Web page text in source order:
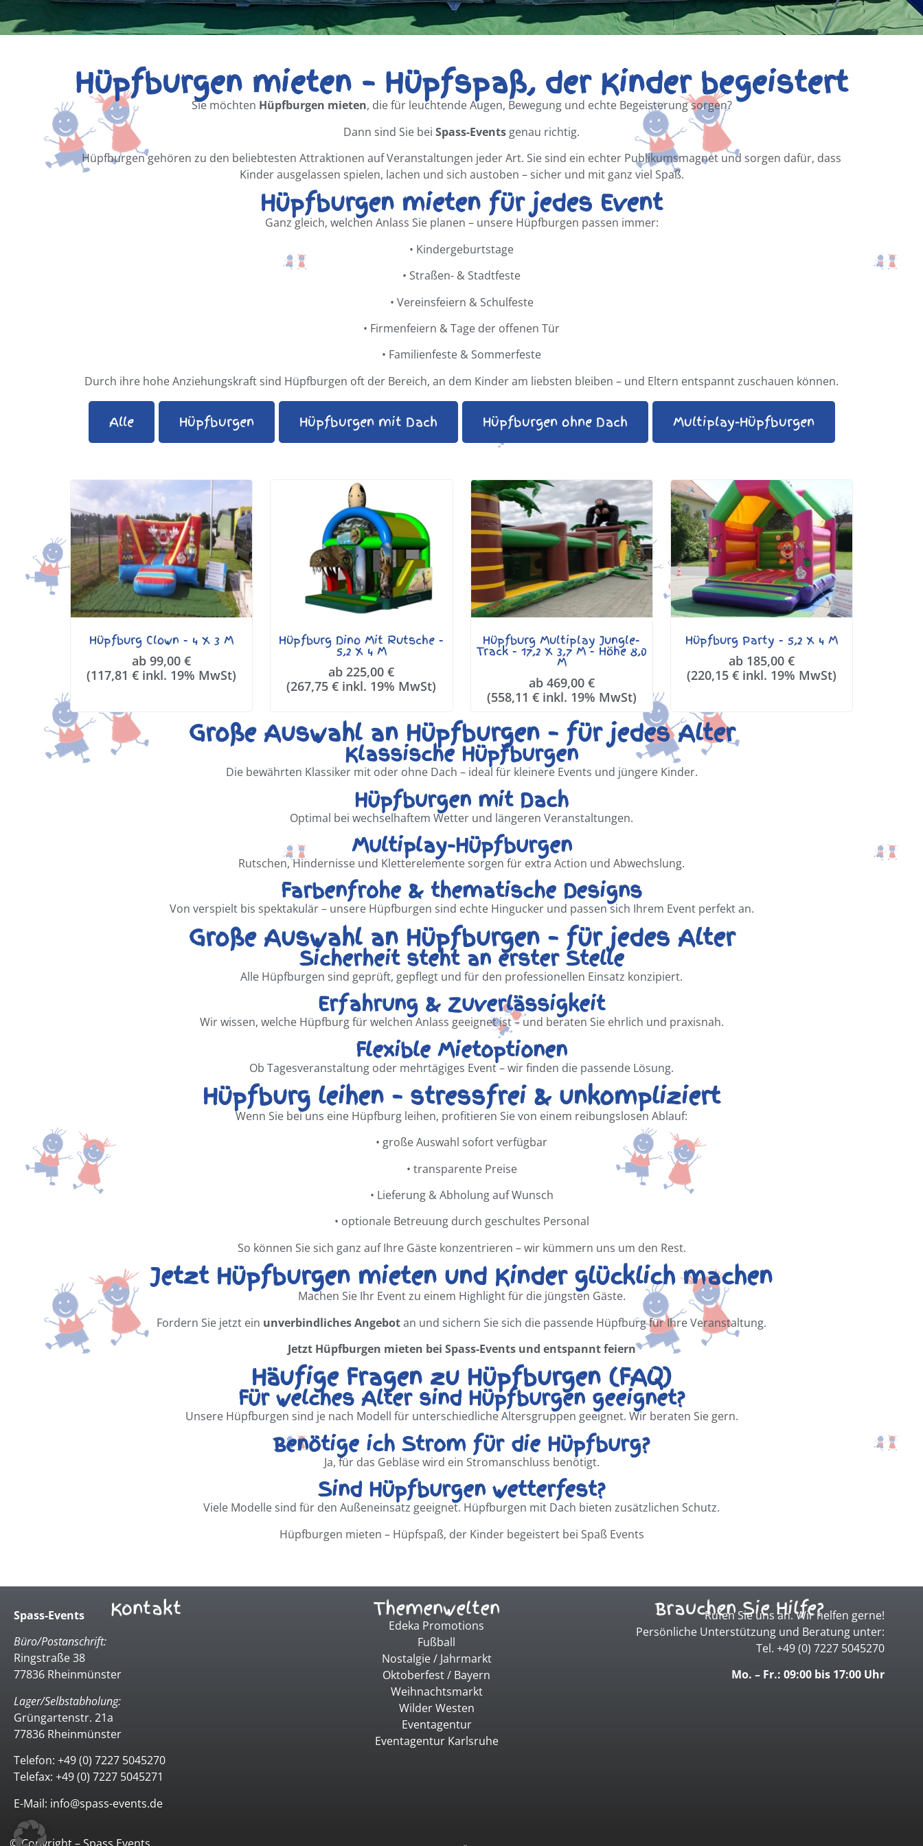
Hüpfburgen mieten – Hüpfspaß, der Kinder begeistert
Sie möchten Hüpfburgen mieten, die für leuchtende Augen, Bewegung und echte Begeisterung sorgen?
Dann sind Sie bei Spass-Events genau richtig.
Hüpfburgen gehören zu den beliebtesten Attraktionen auf Veranstaltungen jeder Art. Sie sind ein echter Publikumsmagnet und sorgen dafür, dass
Kinder ausgelassen spielen, lachen und sich austoben – sicher und mit ganz viel Spaß.
Hüpfburgen mieten für jedes Event
Ganz gleich, welchen Anlass Sie planen – unsere Hüpfburgen passen immer:
• Kindergeburtstage
• Straßen- & Stadtfeste
• Vereinsfeiern & Schulfeste
• Firmenfeiern & Tage der offenen Tür
• Familienfeste & Sommerfeste
Durch ihre hohe Anziehungskraft sind Hüpfburgen oft der Bereich, an dem Kinder am liebsten bleiben – und Eltern entspannt zuschauen können.
Alle Hüpfburgen Hüpfburgen mit Dach Hüpfburgen ohne Dach Multiplay-Hüpfburgen
Hüpfburg Clown - 4 X 3 M
ab99,00€
(117,81€ inkl. 19% MwSt)
Hüpfburg Dino Mit Rutsche -
5,2 X 4 M
ab225,00€
(267,75€ inkl. 19% MwSt)
Hüpfburg Multiplay Jungle-
Track - 17,2 X 3,7 M - Höhe 8,0
M
ab 469,00 €
(558,11 €inkl. 19% MwSt)
Hüpfburg Party - 5,2 X 4 M
ab 185,00 €
(220,15 €inkl. 19% MwSt)
Große Auswahl an Hüpfburgen – für jedes Alter
Klassische Hüpfburgen
Die bewährten Klassiker mit oder ohne Dach – ideal für kleinere Events und jüngere Kinder.
Hüpfburgen mit Dach
Optimal bei wechselhaftem Wetter und längeren Veranstaltungen.
Multiplay-Hüpfburgen
Rutschen, Hindernisse und Kletterelemente sorgen für extra Action und Abwechslung.
Farbenfrohe & thematische Designs
Von verspielt bis spektakulär – unsere Hüpfburgen sind echte Hingucker und passen sich Ihrem Event perfekt an.
Große Auswahl an Hüpfburgen – für jedes Alter
Sicherheit steht an erster Stelle
Alle Hüpfburgen sind geprüft, gepflegt und für den professionellen Einsatz konzipiert.
Erfahrung & Zuverlässigkeit
Wir wissen, welche Hüpfburg für welchen Anlass geeignet ist – und beraten Sie ehrlich und praxisnah.
Flexible Mietoptionen
Ob Tagesveranstaltung oder mehrtägiges Event – wir finden die passende Lösung.
Hüpfburg leihen – stressfrei & unkompliziert
Wenn Sie bei uns eine Hüpfburg leihen, profitieren Sie von einem reibungslosen Ablauf:
• große Auswahl sofort verfügbar
• transparente Preise
• Lieferung & Abholung auf Wunsch
• optionale Betreuung durch geschultes Personal
So können Sie sich ganz auf Ihre Gäste konzentrieren – wir kümmern uns um den Rest.
Jetzt Hüpfburgen mieten und Kinder glücklich machen
Machen Sie Ihr Event zu einem Highlight für die jüngsten Gäste.
Fordern Sie jetzt ein unverbindliches Angebotan und sichern Sie sich die passende Hüpfburg für Ihre Veranstaltung.
Jetzt Hüpfburgen mieten bei Spass-Events und entspannt feiern
Häufige Fragen zu Hüpfburgen (FAQ)
Für welches Alter sind Hüpfburgen geeignet?
Unsere Hüpfburgen sind je nach Modell für unterschiedliche Altersgruppen geeignet. Wir beraten Sie gern.
Benötige ich Strom für die Hüpfburg?
Ja, für das Gebläse wird ein Stromanschluss benötigt.
Sind Hüpfburgen wetterfest?
Viele Modelle sind für den Außeneinsatz geeignet. Hüpfburgen mit Dach bieten zusätzlichen Schutz.
Hüpfburgen mieten – Hüpfspaß, der Kinder begeistert bei Spaß Events
Kontakt
Spass-Events
Büro/Postanschrift:
Ringstraße 38
77836 Rheinmünster
Lager/Selbstabholung:
Grüngartenstr. 21a
77836 Rheinmünster
Telefon: +49 (0) 7227 5045270
Telefax: +49 (0) 7227 5045271
E-Mail: info@spass-events.de
Themenwelten
Edeka Promotions
Fußball
Nostalgie / Jahrmarkt
Oktoberfest / Bayern
Weihnachtsmarkt
Wilder Westen
Eventagentur
Eventagentur Karlsruhe
Brauchen Sie Hilfe?
Rufen Sie uns an. Wir helfen gerne!
Persönliche Unterstützung und Beratung unter:
Tel. +49 (0) 7227 5045270
Mo. – Fr.: 09:00 bis 17:00 Uhr